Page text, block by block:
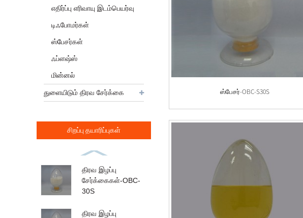
எதிர்ப்பு எரிவாயு இடம்பெயர்வு
டிஃபோமர்கள்
ஸ்பேசர்கள்
ஃப்ளஷ்ஸ்
மின்னல்
துளையிடும் திரவ சேர்க்கை
சிறப்பு தயாரிப்புகள்
திரவ இழப்பு
சேர்க்கைகள்-OBC-
30S
திரவ இழப்பு
ஸ்பேசர்-OBC-S30S